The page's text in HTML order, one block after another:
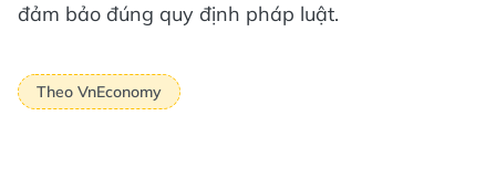
đảm bảo đúng quy định pháp luật.
Theo VnEconomy